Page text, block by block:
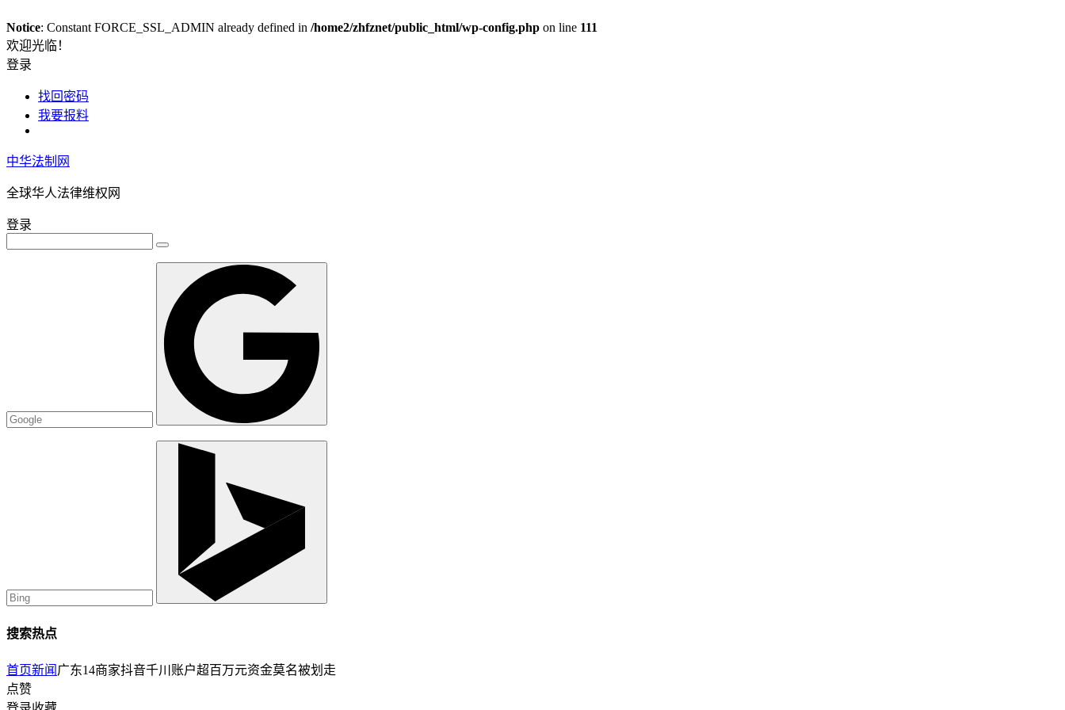
Notice: Constant FORCE_SSL_ADMIN already defined in /home2/zhfznet/public_html/wp-config.php on line 111
欢迎光临！
登录
找回密码
我要报料
中华法制网
全球华人法律维权网
登录
搜索热点
首页新闻 广东14商家抖音千川账户超百万元资金莫名被划走
点赞